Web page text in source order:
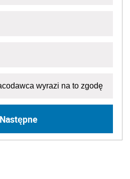
wyrazi na to zgodę
Następne